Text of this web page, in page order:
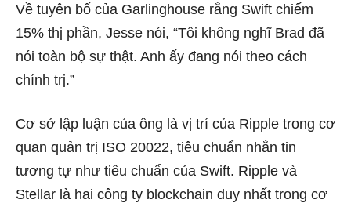
Về tuyên bố của Garlinghouse rằng Swift chiếm
15% thị phần, Jesse nói, “Tôi không nghĩ Brad đã
nói toàn bộ sự thật. Anh ấy đang nói theo cách
chính trị.”
Cơ sở lập luận của ông là vị trí của Ripple trong cơ
quan quản trị ISO 20022, tiêu chuẩn nhắn tin
tương tự như tiêu chuẩn của Swift. Ripple và
Stellar là hai công ty blockchain duy nhất trong cơ